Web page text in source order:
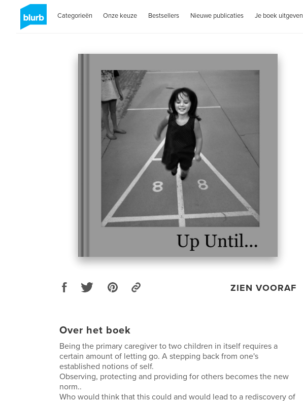
Categorieën Onze keuze Bestsellers Nieuwe publicaties Je boek uitgeven
ZIEN VOORAF
Over het boek
Being the primary caregiver to two children in itself requires a
certain amount of letting go. A stepping back from one's
established notions of self.
Observing, protecting and providing for others becomes the new
norm..
Who would think that this could and would lead to a rediscovery of